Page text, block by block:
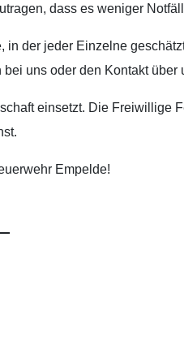
dass es weniger
der jeder Einzelne
uns oder den Kontakt über
einsetzt. Die Freiwillige
Empelde!